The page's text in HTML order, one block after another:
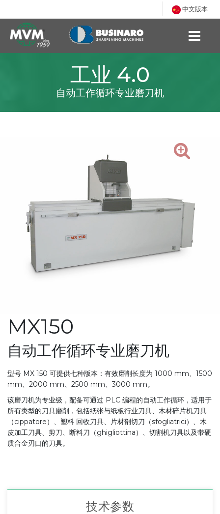
中文版本
工业 4.0
自动工作循环专业磨刀机
MX150
自动工作循环专业磨刀机
型号 MX 150 可提供七种版本：有效磨削长度为 1000 mm、1500
mm、2000 mm、2500 mm、3000 mm。
该磨刀机为专业级，配备可通过 PLC 编程的自动工作循环，适用于
所有类型的刀具磨削，包括纸张与纸板行业刀具、木材碎片机刀具
（cippatore）、塑料 回收刀具、片材剖切刀（sfogliatrici）、木
皮加工刀具、剪刀、断料刀（ghigliottina）、切割机刀具以及带硬
质合金刃口的刀具。
技术参数